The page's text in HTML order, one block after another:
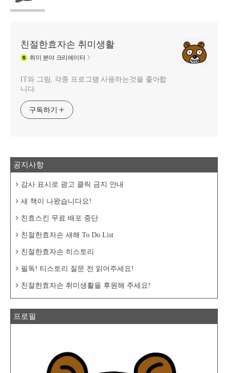
친절한효자손 취미생활
취미 분야 크리에이터
IT와 그림, 각종 프로그램 사용하는것을 좋아합
니다.
구독하기
공지사항
감사 표시로 광고 클릭 금지 안내
새 책이 나왔습니다요!
친효스킨 무료 배포 중단
친절한효자손 새해 To Do List
친절한효자손 히스토리
필독! 티스토리 질문 전 읽어주세요!
친절한효자손 취미생활을 후원해 주세요!
프로필